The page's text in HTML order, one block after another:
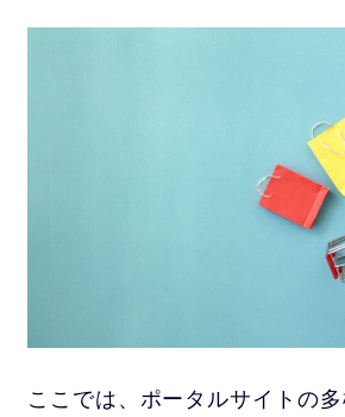
ここでは、ポータルサイトの